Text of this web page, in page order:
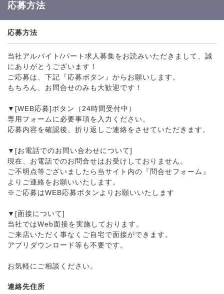
応募方法
応募方法
当社アルバイト/パート求人募集をお読みいただきまして、誠
にありがとうございます！
ご応募は、下記『応募ボタン』からお願いします。
もちろん、お問合せのみも大歓迎です！
▼[WEB応募]ボタン（24時間受付中）
専用フォームに必要事項を入力ください。
応募内容を確認後、折り返しご連絡をさせていただきます。
▼[お電話でのお問い合わせについて]
現在、お電話でのお問合せはお受けしておりません。
ご不明点等ございましたら当サイト内の『問合せフォーム』
よりご連絡をお願いいたします。
※ご応募はWEB応募ボタンよりお願いいたします
▼[面接について]
当社ではWeb面接を実施しております。
ご来店いただく事なくご自宅で面接ができます。
アプリダウンロード等も不要です。
お気軽にご相談ください。
連絡先住所